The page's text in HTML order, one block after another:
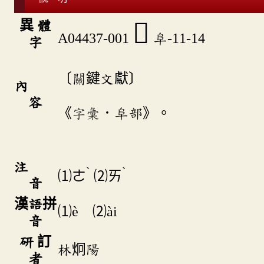
異 體
字
A04437-001 𨻹 阜-11-14
內
容
〔關鍵文獻〕
《字彙 ．阜部》。
注
音
⑴ㄜˋ ⑵ㄞˋ
漢語拼
音
⑴è ⑵ài
研 訂
者
林炯陽